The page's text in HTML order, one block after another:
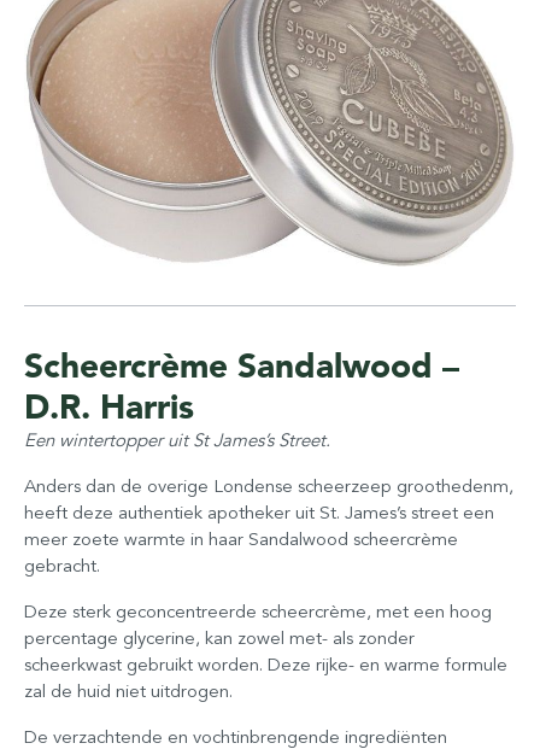
Scheercrème Sandalwood –
D.R. Harris
Een wintertopper uit St James’s Street.
Anders dan de overige Londense scheerzeep groothedenm,
heeft deze authentiek apotheker uit St. James’s street een
meer zoete warmte in haar Sandalwood scheercrème
gebracht.
Deze sterk geconcentreerde scheercrème, met een hoog
percentage glycerine, kan zowel met- als zonder
scheerkwast gebruikt worden. Deze rijke- en warme formule
zal de huid niet uitdrogen.
De verzachtende en vochtinbrengende ingrediënten